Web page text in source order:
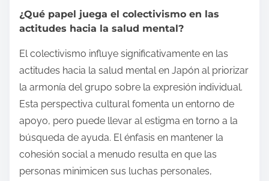
¿Qué papel juega el colectivismo en las
actitudes hacia la salud mental?
El colectivismo influye significativamente en las
actitudes hacia la salud mental en Japón al priorizar
la armonía del grupo sobre la expresión individual.
Esta perspectiva cultural fomenta un entorno de
apoyo, pero puede llevar al estigma en torno a la
búsqueda de ayuda. El énfasis en mantener la
cohesión social a menudo resulta en que las
personas minimicen sus luchas personales,